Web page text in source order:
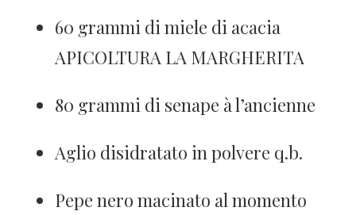
60 grammi di miele di acacia
APICOLTURA LA MARGHERITA
80 grammi di senape à l’ancienne
Aglio disidratato in polvere q.b.
Pepe nero macinato al momento